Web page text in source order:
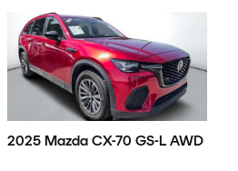
2025 Mazda CX-70 GS-L AWD